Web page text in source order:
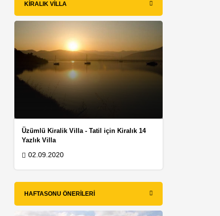
KIRALIK VILLA
Üzümlü Kiralik Villa - Tatil için Kiralık 14
Yazlık Villa
02.09.2020
HAFTASONU ÖNERILERI